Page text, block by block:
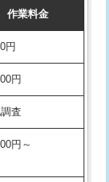
円~
円
円
円+材料費
作業料金
円
円
査
円～